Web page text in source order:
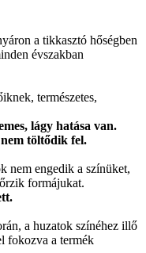
a tikkasztó hőségben
évszakban
természetes,
lágy hatása van.
töltődik fel.
nem engedik a színüket,
formájukat.
a huzatok színéhez illő
fokozva a termék